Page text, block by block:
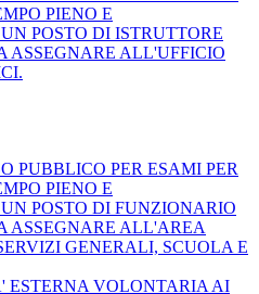
PIENO E
POSTO DI ISTRUTTORE
ASSEGNARE ALL'UFFICIO
PUBBLICO PER ESAMI PER
PIENO E
POSTO DI FUNZIONARIO
ASSEGNARE ALL'AREA
GENERALI, SCUOLA E
ESTERNA VOLONTARIA AI